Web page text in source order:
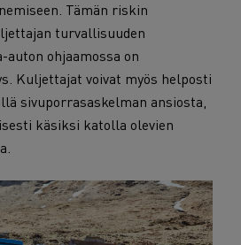
Tämän riskin
turvallisuuden
ohjaamossa on
Kuljettajat voivat myös helposti
sivuporrasaskelman ansiosta,
käsiksi katolla olevien